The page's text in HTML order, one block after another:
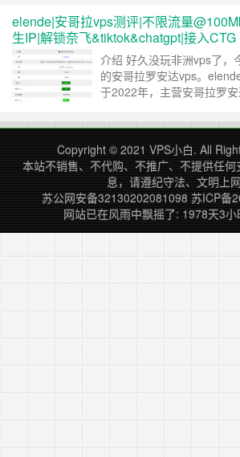
------------……继续阅读 »
elende|安哥拉vps测评|不限流量
生IP|解锁奈飞&tiktok&chatgpt|接入CTG
介绍 好久没玩非洲vps了，
的安哥拉罗安达vps。
于2022年，主营安哥拉罗
（小白只买得起KVM）。
游为 HSAMS，海外该接的
Cogent，GTT啥的，而且居
的CTG(…… 继续阅读 »
Copyright © 2021 VPS小白. All
本站不销售、不代购、不推广、不提供任
息，请遵纪守法、文明上网
苏公网安备32130202081098 苏ICP备
网站已在风雨中飘摇了: 1978天3